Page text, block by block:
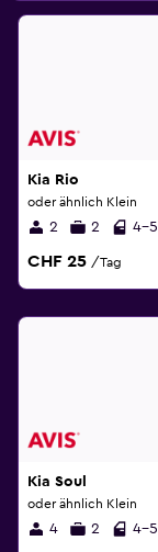
Kia Rio
oder ähnlich Klein
2 2 4-5
CHF 25 /Tag
Kia Soul
oder ähnlich Klein
4 2 4-5